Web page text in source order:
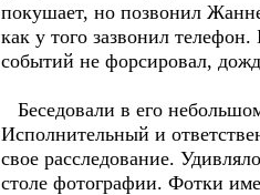
покушает, но позвонил
как у того зазвонил
событий не форсировал,
Беседовали в его
Исполнительный и
свое расследование.
столе фотографии. Фотки